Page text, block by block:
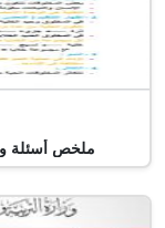
ملخص أسئلة وأجوبة مقرر